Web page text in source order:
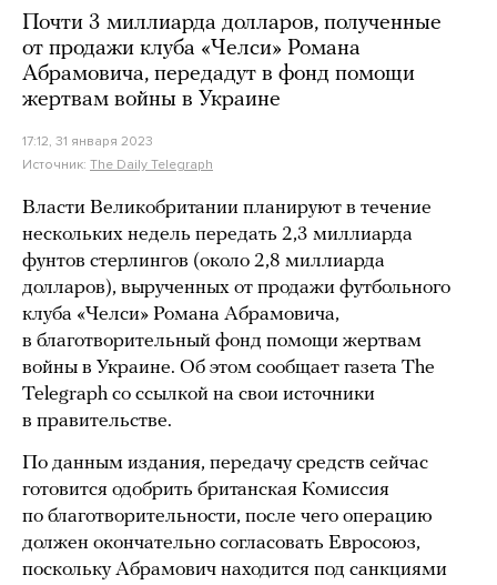
Почти 3 миллиарда долларов, полученные
от продажи клуба «Челси» Романа
Абрамовича, передадут в фонд помощи
жертвам войны в Украине
17:12, 31 января 2023
Источник: The Daily Telegraph
Власти Великобритании планируют в течение
нескольких недель передать 2,3 миллиарда
фунтов стерлингов (около 2,8 миллиарда
долларов), вырученных от продажи футбольного
клуба «Челси» Романа Абрамовича,
в благотворительный фонд помощи жертвам
войны в Украине. Об этом сообщает газета The
Telegraph со ссылкой на свои источники
в правительстве.
По данным издания, передачу средств сейчас
готовится одобрить британская Комиссия
по благотворительности, после чего операцию
должен окончательно согласовать Евросоюз,
поскольку Абрамович находится под санкциями